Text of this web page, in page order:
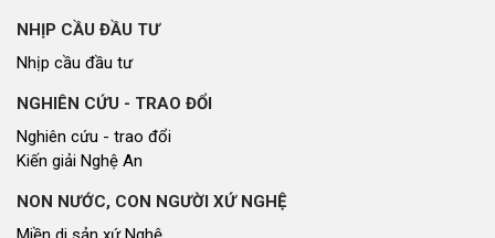
NHỊP CẦU ĐẦU TƯ
Nhịp cầu đầu tư
NGHIÊN CỨU - TRAO ĐỔI
Nghiên cứu - trao đổi
Kiến giải Nghệ An
NON NƯỚC, CON NGƯỜI XỨ NGHỆ